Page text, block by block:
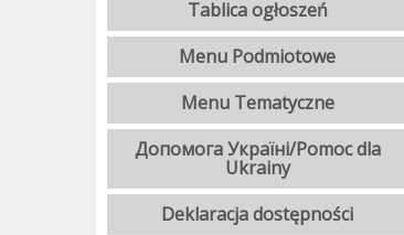
Tablica ogłoszeń
Menu Podmiotowe
Menu Tematyczne
Допомога Україні/Pomoc dla
Ukrainy
Deklaracja dostępności